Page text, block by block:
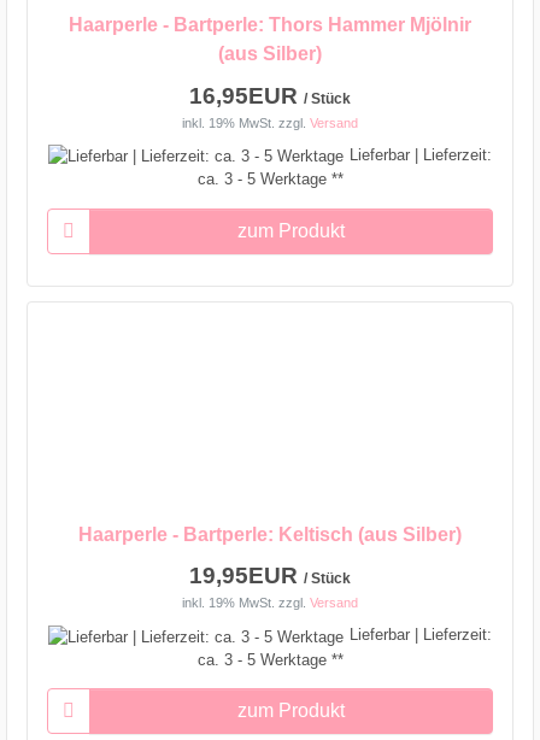
Haarperle - Bartperle: Thors Hammer Mjölnir
(aus Silber)
16,95EUR / Stück
inkl. 19% MwSt. zzgl. Versand
Lieferbar | Lieferzeit:
ca. 3 - 5 Werktage **
zum Produkt
Haarperle - Bartperle: Keltisch (aus Silber)
19,95EUR / Stück
inkl. 19% MwSt. zzgl. Versand
Lieferbar | Lieferzeit:
ca. 3 - 5 Werktage **
zum Produkt